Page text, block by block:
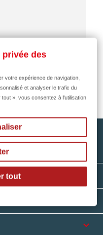
keyboard_arrow_down
des
votre expérience de navigation,
et analyser le trafic du
», vous consentez à l'utilisation
tout